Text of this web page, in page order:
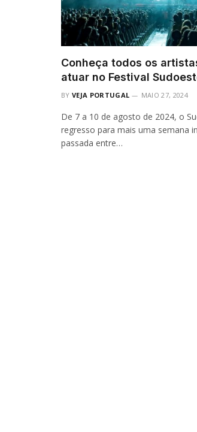
Conheça todos os
atuar no Festival
BY VEJA PORTUGAL MAIO 27, 2024
De 7 a 10 de agosto de 2024, o
regresso para mais uma semana
passada entre…